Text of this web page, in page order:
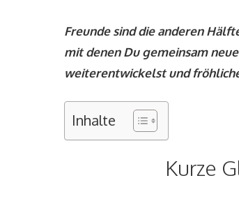
Freunde sind die anderen
mit denen Du gemeinsam
weiterentwickelst und
Inhalte
Kurze